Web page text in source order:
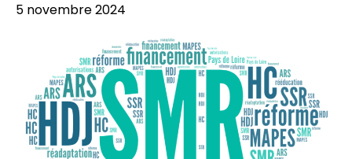
5 novembre 2024